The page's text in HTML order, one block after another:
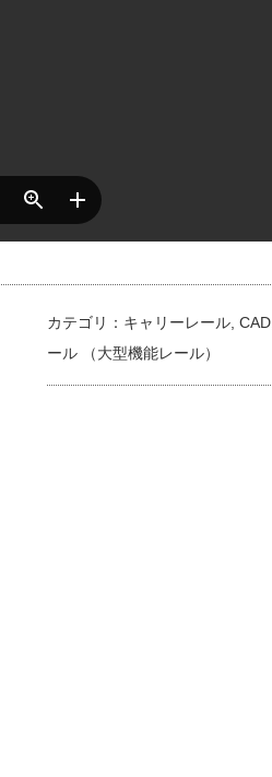
カテゴリ： キャリーレール, CAD,
ール （大型機能レール）